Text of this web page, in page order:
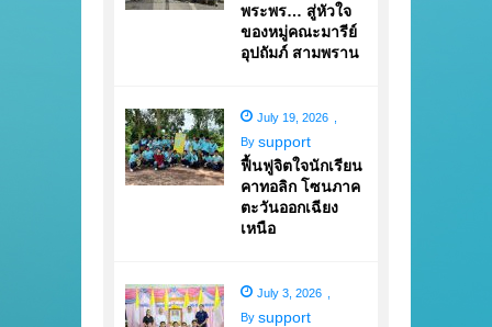
พระพร… สู่หัวใจ
ของหมู่คณะมารีย์
อุปถัมภ์ สามพราน
July 19, 2026
By support
ฟื้นฟูจิตใจนักเรียน
คาทอลิก โซนภาค
ตะวันออกเฉียง
เหนือ
July 3, 2026
By support